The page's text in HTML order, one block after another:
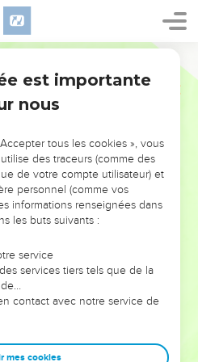
L’ÉVÉNEMENT
!
VOUS ÉVITER LES
?
voit moins les doutes, les erreurs
traversés, alors même que ce
les ont façonnés.
entrepreneurs, et responsables
sagesse afin que leurs erreurs
est importante
nous
tous les cookies », vous
des traceurs (comme des
de votre compte utilisateur) et
personnel (comme vos
informations renseignées dans
les buts suivants :
service
services tiers tels que de la
contact avec notre service de
mes cookies